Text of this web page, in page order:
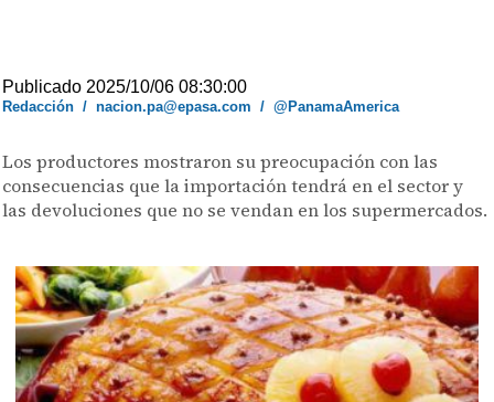
Publicado 2025/10/06 08:30:00
Redacción /nacion.pa@epasa.com /@PanamaAmerica
Los productores mostraron su preocupación con las
consecuencias que la importación tendrá en el sector y
las devoluciones que no se vendan en los supermercados.